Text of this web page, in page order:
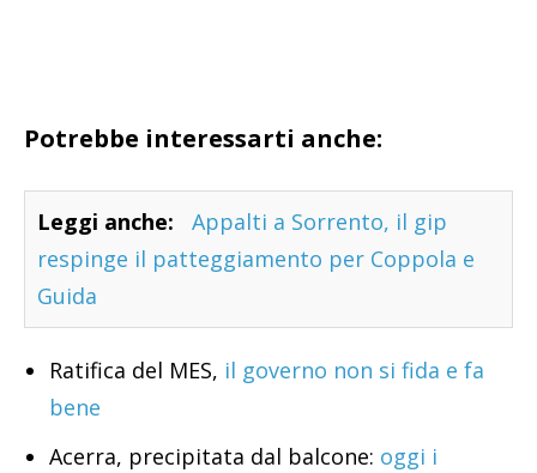
Potrebbe interessarti anche:
Leggi anche:
Appalti a Sorrento, il gip
respinge il patteggiamento per Coppola e
Guida
Ratifica del MES, il governo non si fida e fa
bene
Acerra, precipitata dal balcone: oggi i